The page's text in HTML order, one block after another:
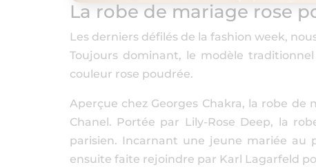
La robe de mariage rose
Les derniers défilés de la fashion week,
Toujours dominant, le modèle
couleur rose poudrée.
Aperçue chez Georges Chakra, la robe
Chanel. Portée par Lily-Rose Deep, la
parisien. Incarnant une jeune mariée au
ensuite faite rejoindre par Karl Lagarfeld